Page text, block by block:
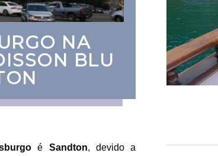
NA
BLU
é Sandton, devido a